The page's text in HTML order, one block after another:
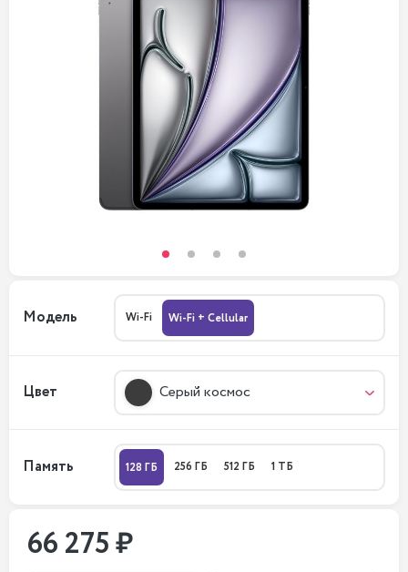
Модель Wi-Fi Wi-Fi + Cellular
Цвет Серый космос
Память 128 ГБ 256 ГБ 512 ГБ 1 ТБ
66 275 ₽